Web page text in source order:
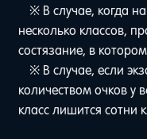
※ В случае, когда
несколько классов,
состязание, в
※ В случае, если
количеством очков у
класс лишится сотни